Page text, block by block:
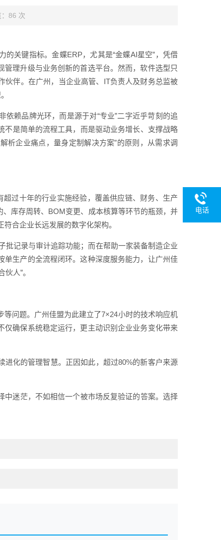
：86 次
关键指标。金蝶ERP，尤其是“金蝶AI星空”，凭借
理升级与业务创新的首选平台。然而，软件选型只
伙伴。在广州，当企业高管、IT负责人及财务总监被
赖品牌光环，而是源于对“专业”二字近乎苛刻的追
是简单的流程工具，而是驱动业务增长、支撑战略
析企业痛点，量身定制解决方案”的原则，从需求调
过十年的行业实施经验，覆盖供应链、财务、生产
库存周转、BOM变更、成本核算等环节的瓶颈，并
合企业长远发展的数字化架构。
批记录与审计追踪功能；而在帮助一家装备制造企业
生产的全流程闭环。这种深度服务能力，让广州佳
人”。
问题。广州佳盟为此建立了7×24小时的技术响应机
确保系统稳定运行，更主动识别企业业务变化带来
化的管理智慧。正因如此，超过80%的新客户来源
迷茫，不如相信一个被市场反复验证的答案。选择
电话